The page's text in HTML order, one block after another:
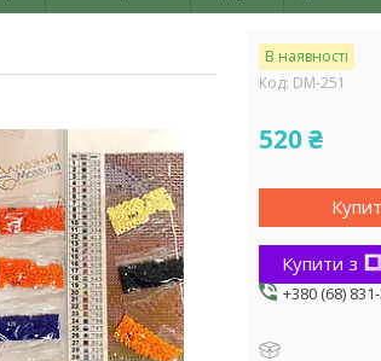
В наявності
Код: DM-251
520 ₴
Купити з
+380 (68)